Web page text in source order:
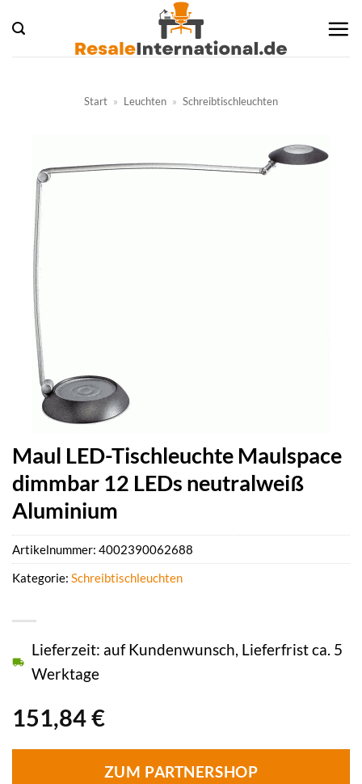
Inhalt
springen
Start » Leuchten » Schreibtischleuchten
Maul LED-Tischleuchte Maulspace
dimmbar 12 LEDs neutralweiß
Aluminium
151,84€
Lieferzeit: auf Kundenwunsch, Lieferfrist ca. 5
Werktage
ZUM PARTNERSHOP
Artikelnummer: 4002390062688
Kategorie: Schreibtischleuchten